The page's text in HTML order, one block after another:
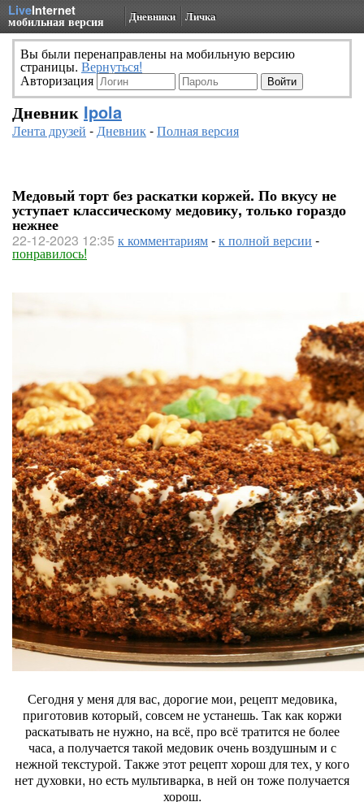
LiveInternet
мобильная версия Дневники Личка
Вы были перенаправлены на мобильную версию
страницы. Вернуться!
Авторизация
Дневник Ipola
Лента друзей -Дневник-Полная версия
Медовый торт без раскатки коржей. По вкусу не
уступает классическому медовику, только гораздо
нежнее
22-12-2023 12:35 к комментариям-к полной версии -
понравилось!
Сегодня у меня для вас, дорогие мои, рецепт медовика,
приготовив который, совсем не устанешь. Так как коржи
раскатывать не нужно, на всё, про всё тратится не более
часа, а получается такой медовик очень воздушным и с
нежной текстурой. Также этот рецепт хорош для тех, у кого
нет духовки, но есть мультиварка, в ней он тоже получается
хорош.